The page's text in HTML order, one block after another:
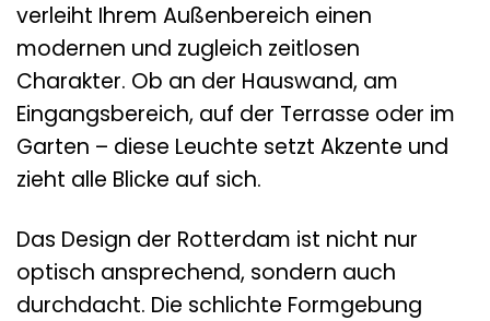
verleiht Ihrem Außenbereich einen
modernen und zugleich zeitlosen
Charakter. Ob an der Hauswand, am
Eingangsbereich, auf der Terrasse oder im
Garten – diese Leuchte setzt Akzente und
zieht alle Blicke auf sich.
Das Design der Rotterdam ist nicht nur
optisch ansprechend, sondern auch
durchdacht. Die schlichte Formgebung